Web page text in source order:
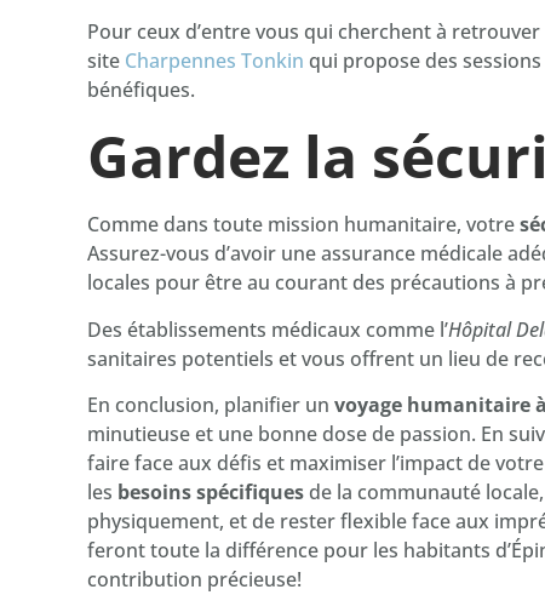
Pour ceux d’entre vous qui cherchent à
site Charpennes Tonkin qui propose des
bénéfiques.
Gardez la
Comme dans toute mission humanitaire, votre
Assurez-vous d’avoir une assurance médicale
locales pour être au courant des précautions à
Des établissements médicaux comme l’Hôpital
sanitaires potentiels et vous offrent un lieu de
En conclusion, planifier un voyage humanitaire
minutieuse et une bonne dose de passion. En
faire face aux défis et maximiser l’impact de
les besoins spécifiquesde la communauté
physiquement, et de rester flexible face aux
feront toute la différence pour les habitants
contribution précieuse!